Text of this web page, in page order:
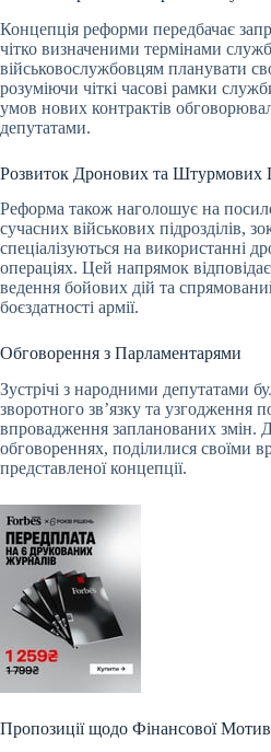
Концепція реформи передбачає
чітко визначеними термінами
військовослужбовцям планувати
розуміючи чіткі часові рамки
умов нових контрактів
депутатами.
Розвиток Дронових та Штурмових
Реформа також наголошує на
сучасних військових підрозділів,
спеціалізуються на використанні
операціях. Цей напрямок
ведення бойових дій та
боєздатності армії.
Обговорення з Парламентарями
Зустрічі з народними депутатами
зворотного зв’язку та узгодження
впровадження запланованих змін.
обговореннях, поділилися своїми
представленої концепції.
Пропозиції щодо Фінансової